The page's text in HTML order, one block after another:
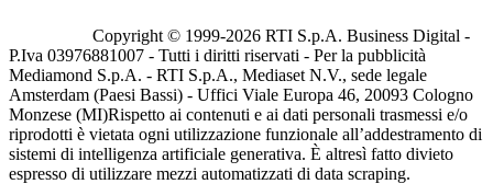
Copyright © 1999-2026 RTI S.p.A. Business Digital -
P.Iva 03976881007 - Tutti i diritti riservati - Per la pubblicità
Mediamond S.p.A. - RTI S.p.A., Mediaset N.V., sede legale
Amsterdam (Paesi Bassi) - Uffici Viale Europa 46, 20093 Cologno
Monzese (MI)Rispetto ai contenuti e ai dati personali trasmessi e/o
riprodotti è vietata ogni utilizzazione funzionale all’addestramento di
sistemi di intelligenza artificiale generativa. È altresì fatto divieto
espresso di utilizzare mezzi automatizzati di data scraping.